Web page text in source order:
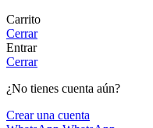
Carrito
Cerrar
Entrar
Cerrar
¿No tienes cuenta aún?
Crear una cuenta